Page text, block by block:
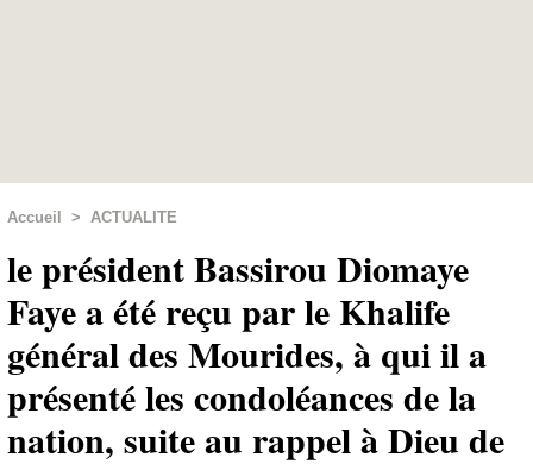
Accueil > ACTUALITE
le président Bassirou Diomaye
Faye a été reçu par le Khalife
général des Mourides, à qui il a
présenté les condoléances de la
nation, suite au rappel à Dieu de